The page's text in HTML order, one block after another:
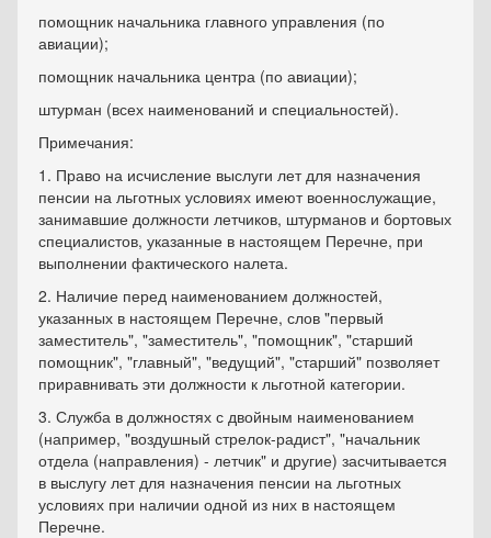
помощник начальника главного управления (по
авиации);
помощник начальника центра (по авиации);
штурман (всех наименований и специальностей).
Примечания:
1. Право на исчисление выслуги лет для назначения
пенсии на льготных условиях имеют военнослужащие,
занимавшие должности летчиков, штурманов и бортовых
специалистов, указанные в настоящем Перечне, при
выполнении фактического налета.
2. Наличие перед наименованием должностей,
указанных в настоящем Перечне, слов "первый
заместитель", "заместитель", "помощник", "старший
помощник", "главный", "ведущий", "старший" позволяет
приравнивать эти должности к льготной категории.
3. Служба в должностях с двойным наименованием
(например, "воздушный стрелок-радист", "начальник
отдела (направления) - летчик" и другие) засчитывается
в выслугу лет для назначения пенсии на льготных
условиях при наличии одной из них в настоящем
Перечне.